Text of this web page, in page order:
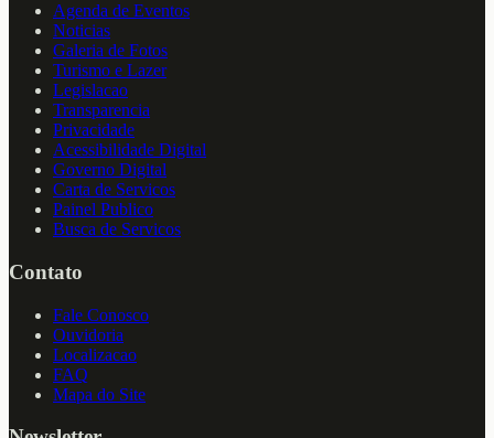
Agenda de Eventos
Noticias
Galeria de Fotos
Turismo e Lazer
Legislacao
Transparencia
Privacidade
Acessibilidade Digital
Governo Digital
Carta de Servicos
Painel Publico
Busca de Servicos
Contato
Fale Conosco
Ouvidoria
Localizacao
FAQ
Mapa do Site